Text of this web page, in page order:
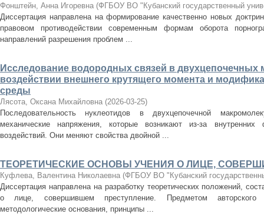
Фонштейн, Анна Игоревна (ФГБОУ ВО "Кубанский государственный
Диссертация направлена на формирование качественно новых
правовом противодействии современным формам оборота
направлений разрешения проблем ...
Исследование водородных связей в двухцепочечных
воздействии внешнего крутящего момента и
среды
Лясота, Оксана Михайловна (2026-03-25)
Последовательность нуклеотидов в двухцепочечной
механические напряжения, которые возникают из-за
воздействий. Они меняют свойства двойной ...
ТЕОРЕТИЧЕСКИЕ ОСНОВЫ УЧЕНИЯ О ЛИЦЕ,
Куфлева, Валентина Николаевна (ФГБОУ ВО "Кубанский
Диссертация направлена на разработку теоретических положений,
о лице, совершившем преступление. Предметом авторского
методологические основания, принципы ...